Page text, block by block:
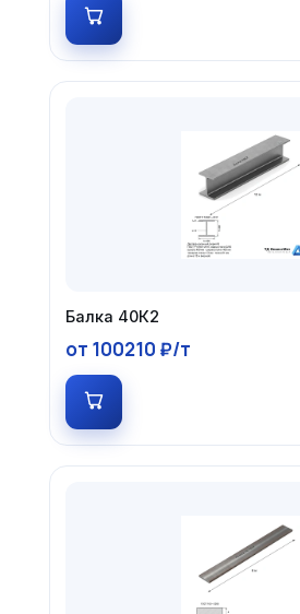
Балка 40К2
от 100210 ₽/т